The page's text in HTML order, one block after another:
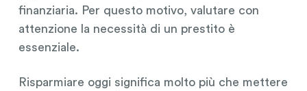
finanziaria. Per questo motivo, valutare con
attenzione la necessità di un prestito è
essenziale.
Risparmiare oggi significa molto più che mettere